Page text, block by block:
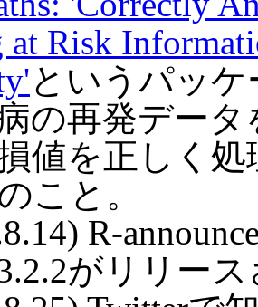
at Risk
というパッ
の再発デー
値を正しく
こと。
R-
がリリー